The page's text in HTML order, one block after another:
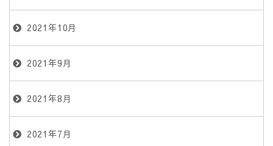
2021年10月
2021年9月
2021年8月
2021年7月